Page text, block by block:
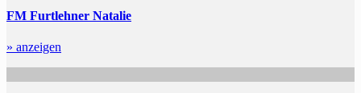
FM Furtlehner Natalie
» anzeigen